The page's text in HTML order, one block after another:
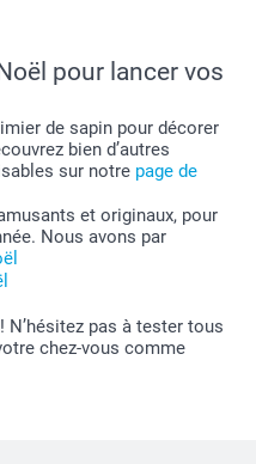
pour lancer vos
de sapin pour décorer
bien d’autres
sur notre page de
et originaux, pour
Nous avons par
N’hésitez pas à tester tous
chez-vous comme